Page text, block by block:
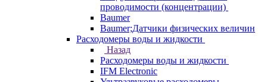
проводимости (концентрации)
Baumer
Baumer;Датчики физических величин
Расходомеры воды и жидкости
Назад
Расходомеры воды и жидкости
IFM Electronic